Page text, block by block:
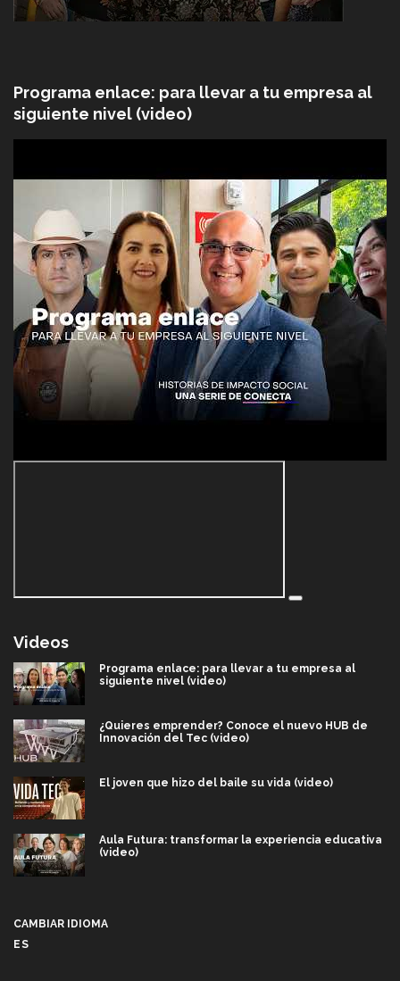
Programa enlace: para llevar a tu empresa al
siguiente nivel (video)
Videos
Programa enlace: para llevar a tu empresa al
siguiente nivel (video)
¿Quieres emprender? Conoce el nuevo HUB de
Innovación del Tec (video)
El joven que hizo del baile su vida (video)
Aula Futura: transformar la experiencia educativa
(video)
CAMBIAR IDIOMA
ES